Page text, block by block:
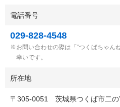
電話番号
029-828-4548
お問い合わせの際は「“つくばちゃん
幸いです。
所在地
〒 305-0051 茨城県つくば市二